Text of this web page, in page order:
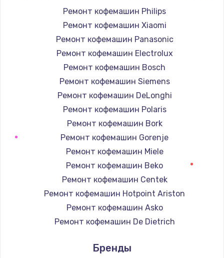
Ремонт кофемашин Philips
Ремонт кофемашин Xiaomi
Ремонт кофемашин Panasonic
Ремонт кофемашин Electrolux
Ремонт кофемашин Bosch
Ремонт кофемашин Siemens
Ремонт кофемашин DeLonghi
Ремонт кофемашин Polaris
Ремонт кофемашин Bork
Ремонт кофемашин Gorenje
Ремонт кофемашин Miele
Ремонт кофемашин Beko
Ремонт кофемашин Centek
Ремонт кофемашин Hotpoint Ariston
Ремонт кофемашин Asko
Ремонт кофемашин De Dietrich
Ремонт кофемашин Ascaso
Бренды